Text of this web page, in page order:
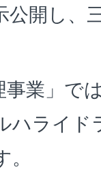
公開し、
事業」で
ハライド